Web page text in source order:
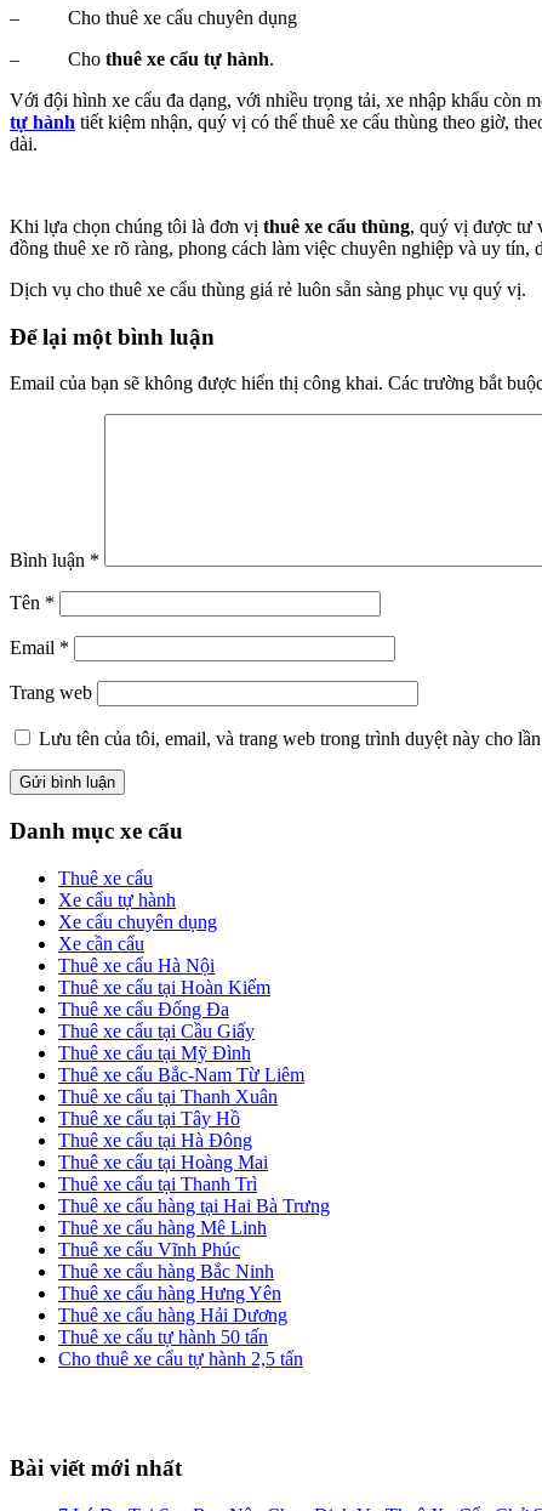
– Cho thuê xe cẩu chuyên dụng
– Cho thuê xe cẩu tự hành.
Với đội hình xe cẩu đa dạng, với nhiều trọng tải, xe nhập khẩu còn
tự hành tiết kiệm nhận, quý vị có thể thuê xe cẩu thùng theo giờ,
dài.
Khi lựa chọn chúng tôi là đơn vị thuê xe cẩu thùng, quý vị được tư
đồng thuê xe rõ ràng, phong cách làm việc chuyên nghiệp và uy
Dịch vụ cho thuê xe cẩu thùng giá rẻ luôn sẵn sàng phục vụ quý vị.
Reader
Interactions
Để lại một bình luận
Email của bạn sẽ không được hiển thị công khai. Các trường bắt
Bình luận *
Tên *
Email *
Trang web
Lưu tên của tôi, email, và trang web trong trình duyệt này cho
Primary
Sidebar
Danh mục xe cẩu
Thuê xe cẩu
Xe cẩu tự hành
Xe cẩu chuyên dụng
Xe cần cẩu
Thuê xe cẩu Hà Nội
Thuê xe cẩu tại Hoàn Kiếm
Thuê xe cẩu Đống Đa
Thuê xe cẩu tại Cầu Giấy
Thuê xe cẩu tại Mỹ Đình
Thuê xe cẩu Bắc-Nam Từ Liêm
Thuê xe cẩu tại Thanh Xuân
Thuê xe cẩu tại Tây Hồ
Thuê xe cẩu tại Hà Đông
Thuê xe cẩu tại Hoàng Mai
Thuê xe cẩu tại Thanh Trì
Thuê xe cẩu hàng tại Hai Bà Trưng
Thuê xe cẩu hàng Mê Linh
Thuê xe cẩu Vĩnh Phúc
Thuê xe cẩu hàng Bắc Ninh
Thuê xe cẩu hàng Hưng Yên
Thuê xe cẩu hàng Hải Dương
Thuê xe cẩu tự hành 50 tấn
Cho thuê xe cẩu tự hành 2,5 tấn
Footer
Bài viết mới nhất